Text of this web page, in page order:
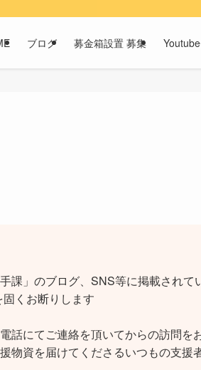
ブログ 募金箱設置 募集
」のブログ、SNS等に掲載されて
くお断りします
話にてご連絡を頂いてからの訪問を
物資を届けてくださるいつもの支援